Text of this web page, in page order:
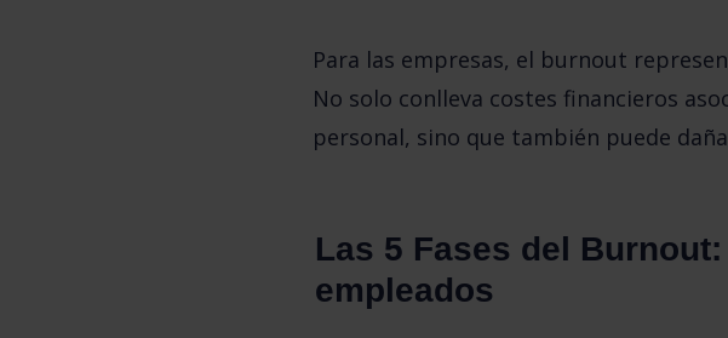
Para las empresas, el burnout
No solo conlleva costes financieros
personal, sino que también puede
Las 5 Fases del
empleados